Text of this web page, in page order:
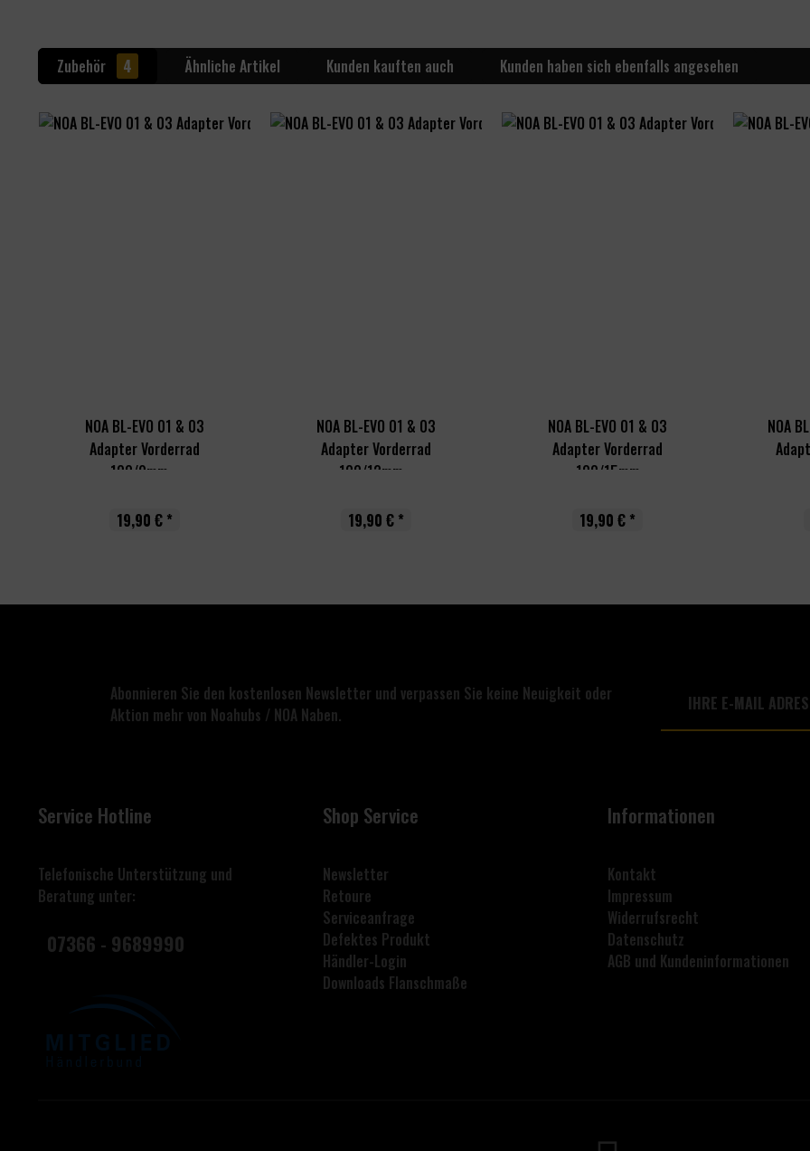
Zubehör 4 Ähnliche Artikel Kunden kauften auch Kunden haben sich ebenfalls angesehen
NOA BL-EVO 01 & 03
Adapter Vorderrad
100/9mm...
19,90 € *
NOA BL-EVO 01 & 03
Adapter Vorderrad
100/12mm...
19,90 € *
NOA BL-EVO 01 & 03
Adapter Vorderrad
100/15mm
19,90 € *
NOA
Abonnieren Sie den kostenlosen Newsletter und verpassen Sie keine Neuigkeit oder
Aktion mehr von Noahubs / NOA Naben.
Service Hotline
Telefonische Unterstützung und
Beratung unter:
07366 - 9689990
Shop Service
Newsletter
Retoure
Serviceanfrage
Defektes Produkt
Händler-Login
Downloads Flanschmaße
Informationen
Kontakt
Impressum
Widerrufsrecht
Datenschutz
AGB und Kundeninformationen